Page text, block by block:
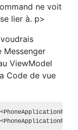
ne voit
lier à. p>
Messenger
ViewModel
Code de vue